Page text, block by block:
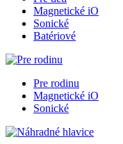
Magnetické iO
Sonické
Batériové
Pre rodinu
Magnetické iO
Sonické